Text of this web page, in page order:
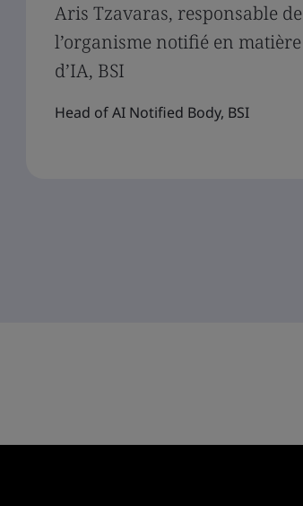
Aris Tzavaras, responsable de
l’organisme notifié en matière
d’IA, BSI
Head of AI Notified Body, BSI